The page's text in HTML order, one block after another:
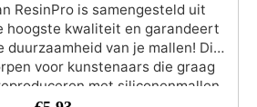
ResinPro is samengesteld uit
hoogste kwaliteit en garandeert
duurzaamheid van je mallen! Dit
voor kunstenaars die graag
met siliconenmallen